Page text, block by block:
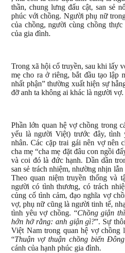
thần, chung lưng đấu cật, san sẻ
phúc với chồng. Người phụ nữ
của chồng, người cùng chồng
của gia đình.
Trong xã hội cổ truyền, sau khi lấy
mẹ cho ra ở riêng, bắt đầu tạo lập
nhất phận” thường xuất hiện sự
đỡ anh ta không ai khác là người vợ.
Phần lớn quan hệ vợ chồng trong
yếu là người Việt) trước đây, tình
nhân. Các cặp trai gái nên vợ nên
cha mẹ “cha mẹ đặt đâu con ngồi
và coi đó là đức hạnh. Dần dần
san sẻ trách nhiệm, nhường nhịn
Theo quan niệm truyền thống và
người có tình thương, có trách
củng cố tình cảm, đạo nghĩa vợ
vợ, phụ nữ cũng là người tinh tế,
tình yêu vợ chồng. “Chồng giận
hớn hở rằng: anh giận gì?”. Sự
Việt Nam trong quan hệ vợ chồng
“Thuận vợ thuận chồng biển
cánh của hạnh phúc gia đình.